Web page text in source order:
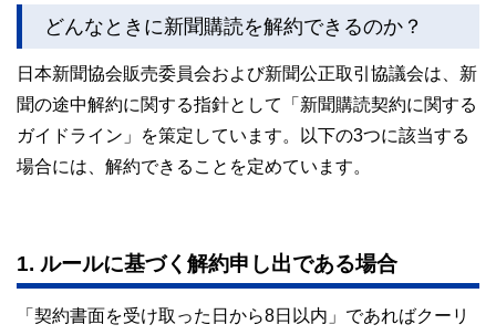
どんなときに新聞購読を解約できるのか？
日本新聞協会販売委員会および新聞公正取引協議会は、新
聞の途中解約に関する指針として「新聞購読契約に関する
ガイドライン」を策定しています。以下の3つに該当する
場合には、解約できることを定めています。
1. ルールに基づく解約申し出である場合
「契約書面を受け取った日から8日以内」であればクーリ